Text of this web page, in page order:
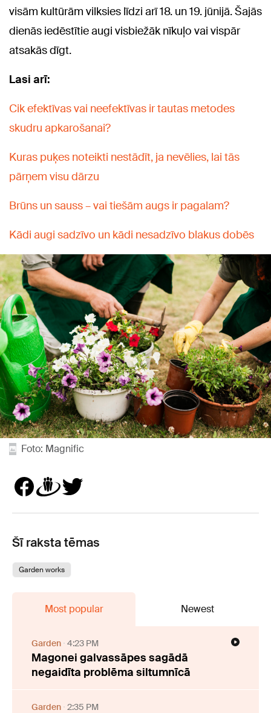
visām kultūrām vilksies līdzi arī 18. un 19. jūnijā. Šajās
dienās iedēstītie augi visbiežāk nīkuļo vai vispār
atsakās dīgt.
Lasi arī:
Cik efektīvas vai neefektīvas ir tautas metodes
skudru apkarošanai?
Kuras puķes noteikti nestādīt, ja nevēlies, lai tās
pārņem visu dārzu
Brūns un sauss – vai tiešām augs ir pagalam?
Kādi augi sadzīvo un kādi nesadzīvo blakus dobēs
Foto: Magnific
Šī raksta tēmas
Garden works
Most popular Newest
Garden 4:23 PM
Magonei galvassāpes sagādā
negaidīta problēma siltumnīcā
Garden 2:35 PM